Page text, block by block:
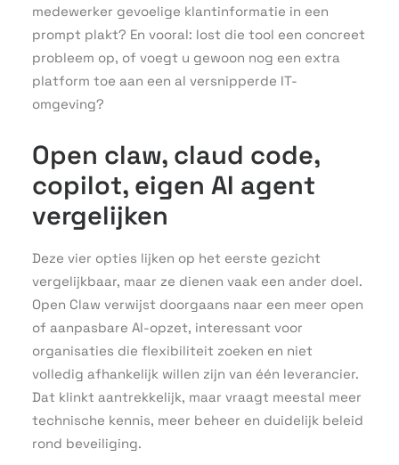
medewerker gevoelige klantinformatie in een
prompt plakt? En vooral: lost die tool een concreet
probleem op, of voegt u gewoon nog een extra
platform toe aan een al versnipperde IT-
omgeving?
Open claw, claud code,
copilot, eigen AI agent
vergelijken
Deze vier opties lijken op het eerste gezicht
vergelijkbaar, maar ze dienen vaak een ander doel.
Open Claw verwijst doorgaans naar een meer open
of aanpasbare AI-opzet, interessant voor
organisaties die flexibiliteit zoeken en niet
volledig afhankelijk willen zijn van één leverancier.
Dat klinkt aantrekkelijk, maar vraagt meestal meer
technische kennis, meer beheer en duidelijk beleid
rond beveiliging.